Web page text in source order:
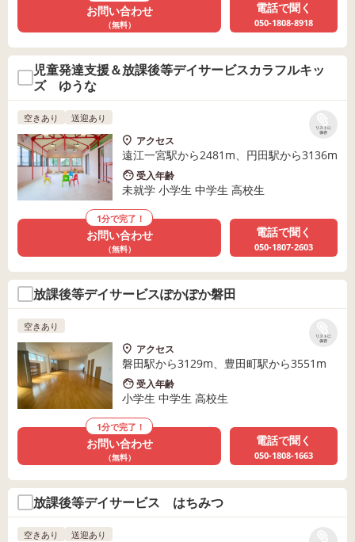
お問い合わせ
（無料）
電話で聞く
050-1808-8918
児童発達支援＆放課後等デイサービスカラフルキッ
ズ ゆうな
リストに
保存
空きあり 送迎あり
アクセス
遠江一宮駅から2481m、円田駅から3136m
受入年齢
未就学 小学生 中学生 高校生
1分で完了！
お問い合わせ
（無料）
電話で聞く
050-1807-2603
放課後等デイサービスぽかぽか磐田
リストに
保存
空きあり
アクセス
磐田駅から3129m、豊田町駅から3551m
受入年齢
小学生 中学生 高校生
1分で完了！
お問い合わせ
（無料）
電話で聞く
050-1808-1663
放課後等デイサービス はちみつ
空きあり 送迎あり